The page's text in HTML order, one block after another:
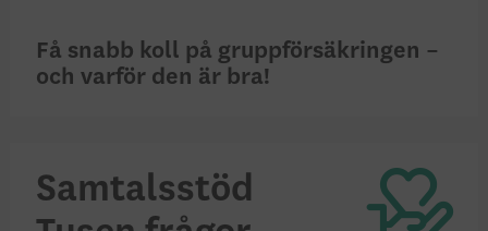
Få snabb koll på gruppförsäkringen –
och varför den är bra!
Samtalsstöd